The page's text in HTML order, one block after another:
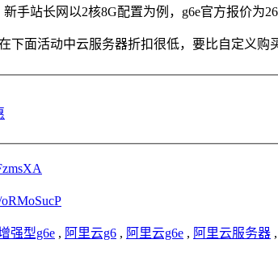
手站长网以2核8G配置为例，g6e官方报价为
下面活动中云服务器折扣很低，要比自定义购
强型g6e , 阿里云g6 , 阿里云g6e , 阿里云服务器 ,